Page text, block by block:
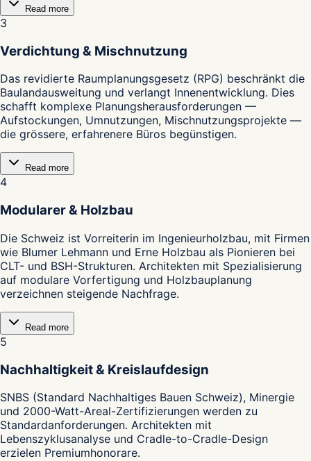
Read more
3
Verdichtung & Mischnutzung
Das revidierte Raumplanungsgesetz (RPG) beschränkt die
Baulandausweitung und verlangt Innenentwicklung. Dies
schafft komplexe Planungsherausforderungen —
Aufstockungen, Umnutzungen, Mischnutzungsprojekte —
die grössere, erfahrenere Büros begünstigen.
Read more
4
Modularer & Holzbau
Die Schweiz ist Vorreiterin im Ingenieurholzbau, mit Firmen
wie Blumer Lehmann und Erne Holzbau als Pionieren bei
CLT- und BSH-Strukturen. Architekten mit Spezialisierung
auf modulare Vorfertigung und Holzbauplanung
verzeichnen steigende Nachfrage.
Read more
5
Nachhaltigkeit & Kreislaufdesign
SNBS (Standard Nachhaltiges Bauen Schweiz), Minergie
und 2000-Watt-Areal-Zertifizierungen werden zu
Standardanforderungen. Architekten mit
Lebenszyklusanalyse und Cradle-to-Cradle-Design
erzielen Premiumhonorare.